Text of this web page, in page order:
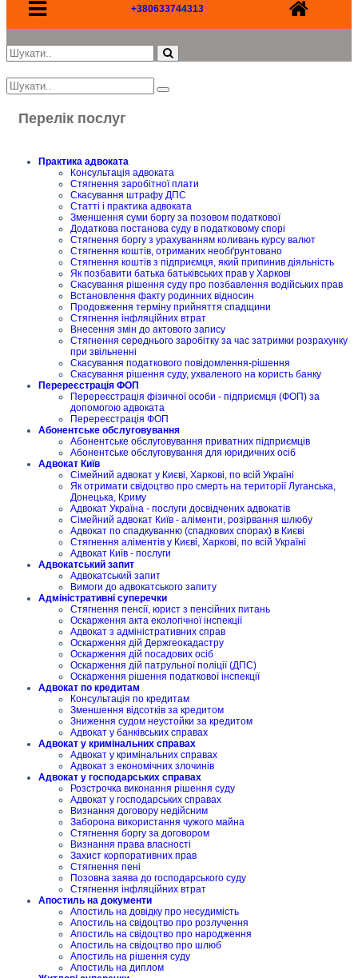
+380633744313
Перелік послуг
Практика адвоката
Консультація адвоката
Стягнення заробітної плати
Скасування штрафу ДПС
Статті і практика адвоката
Зменшення суми боргу за позовом податкової
Додаткова постанова суду в податковому спорі
Стягнення боргу з урахуванням коливань курсу валют
Стягнення коштів, отриманих необґрунтовано
Стягнення коштів з підприємця, який припинив діяльність
Як позбавити батька батьківських прав у Харкові
Скасування рішення суду про позбавлення водійських прав
Встановлення факту родинних відносин
Продовження терміну прийняття спадщини
Стягнення інфляційних втрат
Внесення змін до актового запису
Стягнення середнього заробітку за час затримки розрахунку
при звільненні
Скасування податкового повідомлення-рішення
Скасування рішення суду, ухваленого на користь банку
Перереєстрація ФОП
Перереєстрація фізичної особи - підприємця (ФОП) за
допомогою адвоката
Перереєстрація ФОП
Абонентське обслуговування
Абонентське обслуговування приватних підприємців
Абонентське обслуговування для юридичних осіб
Адвокат Київ
Сімейний адвокат у Києві, Харкові, по всій Україні
Як отримати свідоцтво про смерть на території Луганська,
Донецька, Криму
Адвокат Україна - послуги досвідчених адвокатів
Сімейний адвокат Київ - аліменти, розірвання шлюбу
Адвокат по спадкуванню (спадкових спорах) в Києві
Стягнення аліментів у Києві, Харкові, по всій Україні
Адвокат Київ - послуги
Адвокатський запит
Адвокатський запит
Вимоги до адвокатського запиту
Адміністративні суперечки
Стягнення пенсії, юрист з пенсійних питань
Оскарження акта екологічної інспекції
Адвокат з адміністративних справ
Оскарження дій Держгеокадастру
Оскарження дій посадових осіб
Оскарження дій патрульної поліції (ДПС)
Оскарження рішення податкової інспекції
Адвокат по кредитам
Консультація по кредитам
Зменшення відсотків за кредитом
Зниження судом неустойки за кредитом
Адвокат у банківських справах
Адвокат у кримінальних справах
Адвокат у кримінальних справах
Адвокат з економічних злочинів
Адвокат у господарських справах
Розстрочка виконання рішення суду
Адвокат у господарських справах
Визнання договору недійсним
Заборона використання чужого майна
Стягнення боргу за договором
Визнання права власності
Захист корпоративних прав
Стягнення пені
Позовна заява до господарського суду
Стягнення інфляційних втрат
Апостиль на документи
Апостиль на довідку про несудимість
Апостиль на свідоцтво про розлучення
Апостиль на свідоцтво про народження
Апостиль на свідоцтво про шлюб
Апостиль на рішення суду
Апостиль на диплом